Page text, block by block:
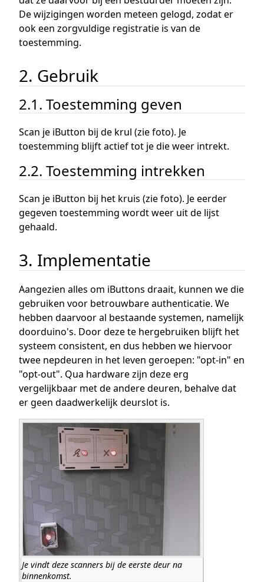
De wijzigingen worden meteen gelogd, zodat er
ook een zorgvuldige registratie is van de
toestemming.
2. Gebruik
2.1. Toestemming geven
Scan je iButton bij de krul (zie foto). Je
toestemming blijft actief tot je die weer intrekt.
2.2. Toestemming intrekken
Scan je iButton bij het kruis (zie foto). Je eerder
gegeven toestemming wordt weer uit de lijst
gehaald.
3. Implementatie
Aangezien alles om iButtons draait, kunnen we die
gebruiken voor betrouwbare authenticatie. We
hebben daarvoor al bestaande systemen, namelijk
doorduino's. Door deze te hergebruiken blijft het
systeem consistent, en dus hebben we hiervoor
twee nepdeuren in het leven geroepen: "opt-in" en
"opt-out". Qua hardware zijn deze erg
vergelijkbaar met de andere deuren, behalve dat
er geen daadwerkelijk deurslot is.
Je vindt deze scanners bij de eerste deur na
binnenkomst.